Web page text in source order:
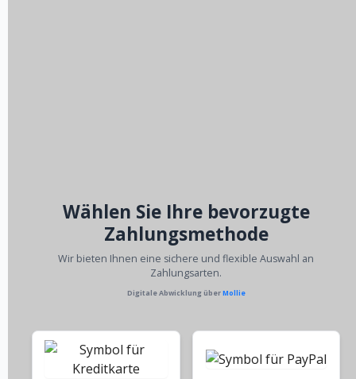
Wählen Sie Ihre bevorzugte
Zahlungsmethode
Wir bieten Ihnen eine sichere und flexible Auswahl an
Zahlungsarten.
Digitale Abwicklung überMollie